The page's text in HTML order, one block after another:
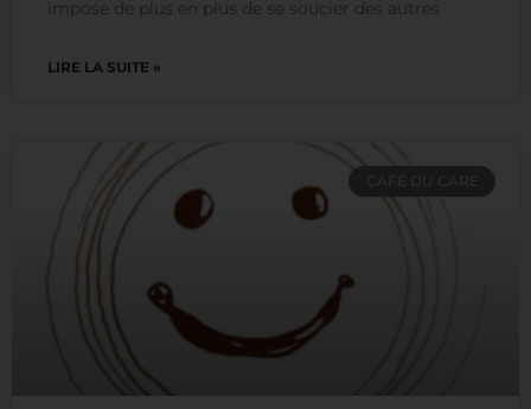
Saison 2025 Pourquoi le CARE ? Parce que la
impose de plus en plus de se soucier des autres